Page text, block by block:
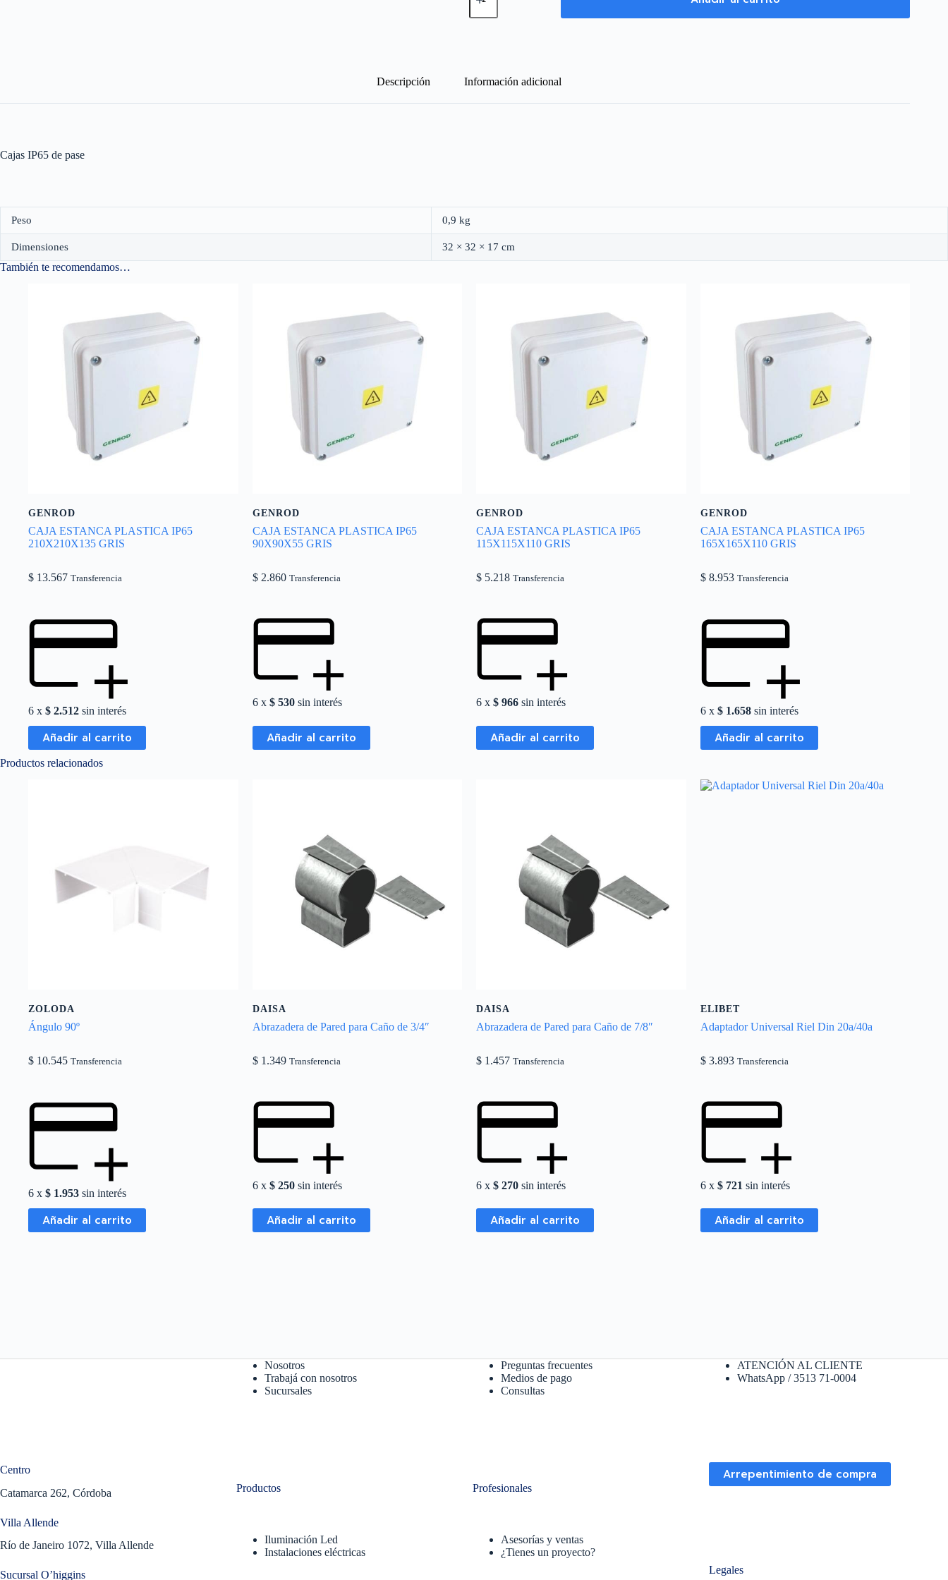
IP65
Descripción Información adicional
Cajas IP65 de pase
Peso 0,9 kg
Dimensiones 32 × 32 × 17 cm
También te recomendamos…
GENROD
CAJA ESTANCA PLASTICA IP65
210X210X135 GRIS
$ 13.567 Transferencia
6 x $ 2.512 sin interés
Añadir al carrito
GENROD
CAJA ESTANCA PLASTICA IP65
90X90X55 GRIS
$2.860 Transferencia
6 x $530sin interés
Añadir al carrito
GENROD
CAJA ESTANCA PLASTICA IP65
115X115X110 GRIS
$ 5.218 Transferencia
6 x$ 966 sin interés
Añadir al carrito
GENROD
CAJA ESTANCA PLASTICA IP65
165X165X110 GRIS
$8.953 Transferencia
6 x $1.658sin interés
Añadir al carrito
Productos relacionados
ZOLODA
Ángulo 90º
$ 10.545 Transferencia
6 x $ 1.953 sin interés
Añadir al carrito
DAISA
Abrazadera de Pared para Caño de 3/4″
$1.349 Transferencia
6 x $250sin interés
Añadir al carrito
DAISA
Abrazadera de Pared para Caño de 7/8″
$ 1.457 Transferencia
6 x$ 270 sin interés
Añadir al carrito
ELIBET
Adaptador Universal Riel Din 20a/40a
$3.893 Transferencia
6 x $721 sin interés
Añadir al carrito
Centro
Catamarca 262, Córdoba
Villa Allende
Río de Janeiro 1072, Villa Allende
Sucursal O’higgins
Nosotros
Trabajá con nosotros
Sucursales
Productos
Iluminación Led
Instalaciones eléctricas
Preguntas frecuentes
Medios de pago
Consultas
Profesionales
Asesorías y ventas
¿Tienes un proyecto?
ATENCIÓN AL CLIENTE
WhatsApp / 3513 71-0004
Arrepentimiento de compra
Legales